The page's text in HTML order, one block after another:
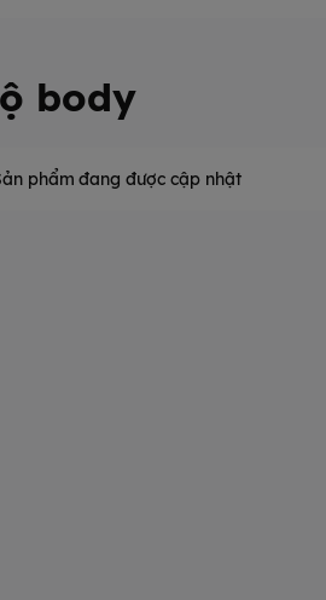
body
phẩm đang được cập nhật